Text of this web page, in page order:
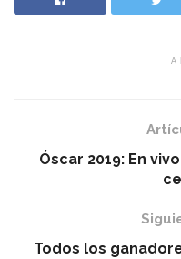
Óscar 2019: En
Todos los